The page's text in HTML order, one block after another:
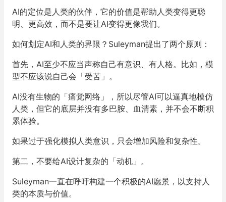
AI的定位是人类的伙伴，它的价值是帮助人类变得更聪
明、更高效，而不是要让AI变得更像我们。
如何划定AI和人类的界限？Suleyman提出了两个原则：
首先，AI至少不应当声称自己有意识、有人格。比如，模
型不应该说自己会「受苦」。
AI没有生物的「痛觉网络」，所以尽管AI可以逼真地模仿
人类，但它的底层并没有多巴胺、血清素，并不会不断积
累体验。
如果过于强化模拟人类意识，只会增加风险和复杂性。
第二，不要给AI设计复杂的「动机」。
Suleyman一直在呼吁构建一个积极的AI愿景，以支持人
类的本质与价值。